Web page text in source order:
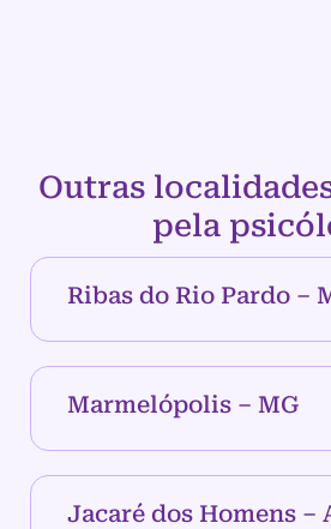
Outras
pela
Ribas do Rio Pardo –
Marmelópolis – MG
Jacaré dos Homens –